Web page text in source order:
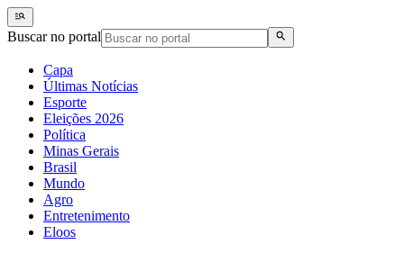
Buscar no portal
Capa
Últimas Notícias
Esporte
Eleições 2026
Política
Minas Gerais
Brasil
Mundo
Agro
Entretenimento
Eloos